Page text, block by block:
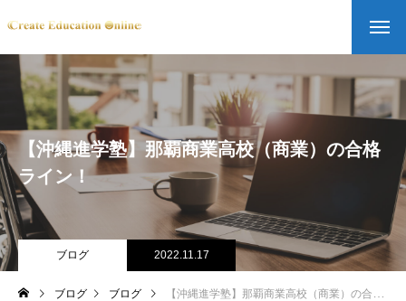
【沖縄進学塾】那覇商業高校（商業）の合格
ライン！
ブログ 2022.11.17
ブログ ブログ 【沖縄進学塾】那覇商業高校（商業）の合格ライン！